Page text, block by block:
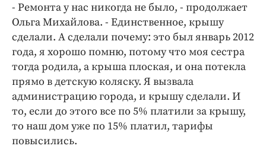
- Ремонта у нас никогда не было, - продолжает
Ольга Михайлова. - Единственное, крышу
сделали. А сделали почему: это был январь 2012
года, я хорошо помню, потому что моя сестра
тогда родила, а крыша плоская, и она потекла
прямо в детскую коляску. Я вызвала
администрацию города, и крышу сделали. И
то, если до этого все по 5% платили за крышу,
то наш дом уже по 15% платил, тарифы
повысились.